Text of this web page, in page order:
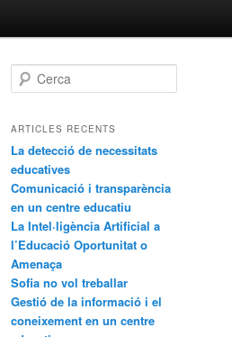
e
c
ARTICLES RECENTS
La detecció de necessitats
educatives
Comunicació i transparència
en un centre educatiu
La Intel·ligència Artificial a
l’Educació Oportunitat o
Amenaça
Sofia no vol treballar
Gestió de la informació i el
coneixement en un centre